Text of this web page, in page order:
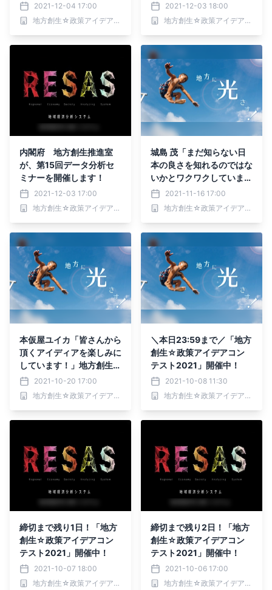
組みを歓迎します！」地方
創生☆政策アイデアコン
テスト2021 審査員メッ
2021-12-04 17:00
地方創生☆政策アイデアコンテスト2021事務局
まであと8日！
2021-12-03 18:00
地方創生☆政策アイデアコンテスト2021事務局
内閣府 地方創生推進室
が、第15回データ分析セ
ミナーを開催します！
2021-12-03 17:00
地方創生☆政策アイデアコンテスト2021事務局
城島 茂「まだ知らない日
本の良さを知れるのではな
いかとワクワクしていま
す。」地方創生☆政策ア
イデアコンテスト2021
審査員メッセージ第二弾！
2021-11-16 17:00
地方創生☆政策アイデアコンテスト2021事務局
本仮屋ユイカ「皆さんから
頂くアイディアを楽しみに
しています！」地方創生
☆政策アイデアコンテス
ト2021 審査員メッセー
ジ第一弾！
2021-10-20 17:00
地方創生☆政策アイデアコンテスト2021事務局
＼本日23:59まで／「地方
創生☆政策アイデアコン
テスト2021」開催中！
2021-10-08 11:30
地方創生☆政策アイデアコンテスト2021事務局
締切まで残り1日！「地方
創生☆政策アイデアコン
テスト2021」開催中！
2021-10-07 18:00
地方創生☆政策アイデアコンテスト2021事務局
締切まで残り2日！「地方
創生☆政策アイデアコン
テスト2021」開催中！
2021-10-06 17:00
地方創生☆政策アイデアコンテスト2021事務局